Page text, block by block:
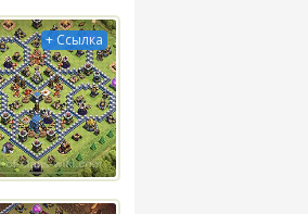
+ Ссылка